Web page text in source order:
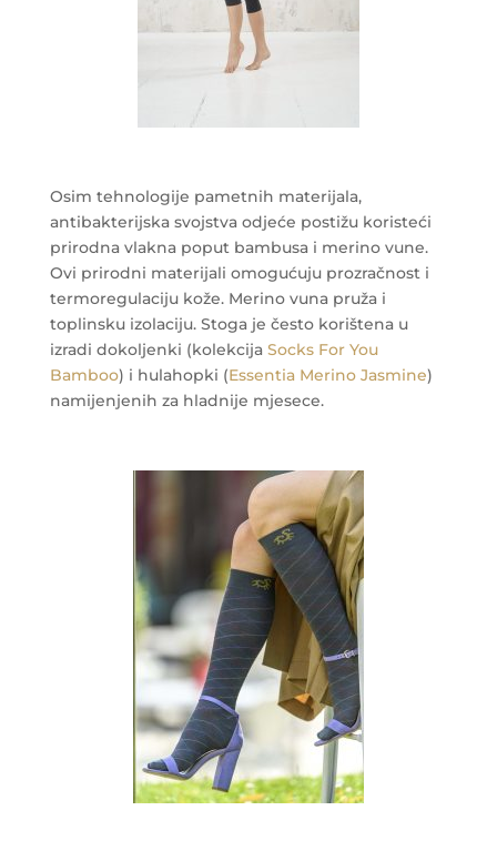
Osim tehnologije pametnih materijala,
antibakterijska svojstva odjeće postižu koristeći
prirodna vlakna poput bambusa i merino vune.
Ovi prirodni materijali omogućuju prozračnost i
termoregulaciju kože. Merino vuna pruža i
toplinsku izolaciju. Stoga je često korištena u
izradi dokoljenki (kolekcija Socks For You
Bamboo) i hulahopki (Essentia Merino Jasmine)
namijenjenih za hladnije mjesece.